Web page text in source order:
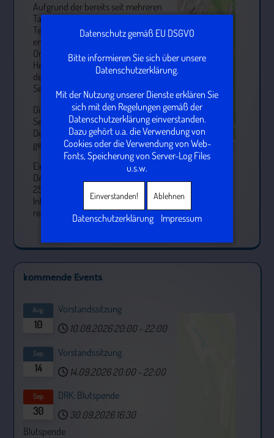
Aufgrund der bereits seit mehreren
Tagen anhaltenden hohen
Temperaturen und der weiterhin
erwarteten Hitze hat sich der
Ortsbeirat Heubach schweren
Herzens dazu entschieden, den für
den 28. Juni geplanten
Seniorennachmittag abzusagen.
Die Gesundheit unserer
Seniorinnen und Senioren geht vor.
Deshalb möchten wir kein
gesundheitliches Risiko eingehen.
Ein neuer Termin steht bereits fest:
Der Seniorennachmittag wird am
25. Oktober nachgeholt. Nähere
Informationen hierzu folgen
rechtzeitig.
kommende Events
10
Aug.
Vorstandssitzung
10.08.202620:00 - 22:00
14
Sep.
Vorstandssitzung
14.09.202620:00 - 22:00
30
Sep.
DRK: Blutspende
30.09.2026 16:30
Blutspende
Datenschutz gemäß EU DSGVO
Bitte informieren Sie sich über unsere
Datenschutzerklärung.
Mit der Nutzung unserer Dienste erklären Sie
sich mit den Regelungen gemäß der
Datenschutzerklärung einverstanden.
Dazu gehört u.a. die Verwendung von
Cookies oder die Verwendung von Web-
Fonts, Speicherung von Server-Log Files
u.s.w.
Einverstanden! Ablehnen
Datenschutzerklärung Impressum